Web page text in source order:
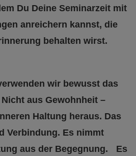
Du Deine Seminarzeit mit
anreichern kannst, die
behalten wirst.
wir bewusst das
aus Gewohnheit –
Haltung heraus. Das
Verbindung. Es nimmt
aus der Begegnung. Es